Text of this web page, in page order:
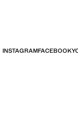
INSTAGRAMFACEBOOK